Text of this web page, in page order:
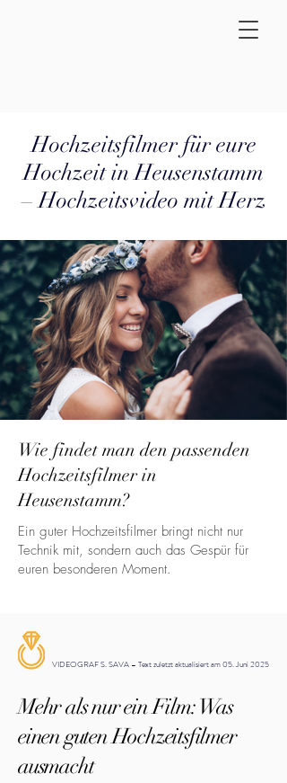
Hochzeitsfilmer für eure
Hochzeit in Heusenstamm
– Hochzeitsvideo mit Herz
Wie findet man den passenden
Hochzeitsfilmer in
Heusenstamm?
Ein guter Hochzeitsfilmer bringt nicht nur
Technik mit, sondern auch das Gespür für
euren besonderen Moment.
VIDEOGRAF S. SAVA – Text zuletzt aktualisiert am 05. Juni 2025
Mehr als nur ein Film: Was
einen guten Hochzeitsfilmer
ausmacht